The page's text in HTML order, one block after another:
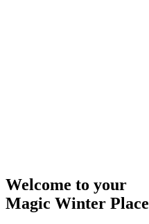
Welcome to your
Magic Winter Place